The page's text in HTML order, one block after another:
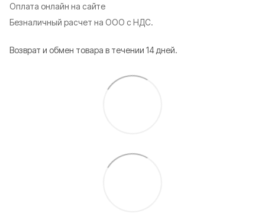
Оплата онлайн на сайте
Безналичный расчет на ООО с НДС.
Возврат и обмен товара в течении 14 дней.